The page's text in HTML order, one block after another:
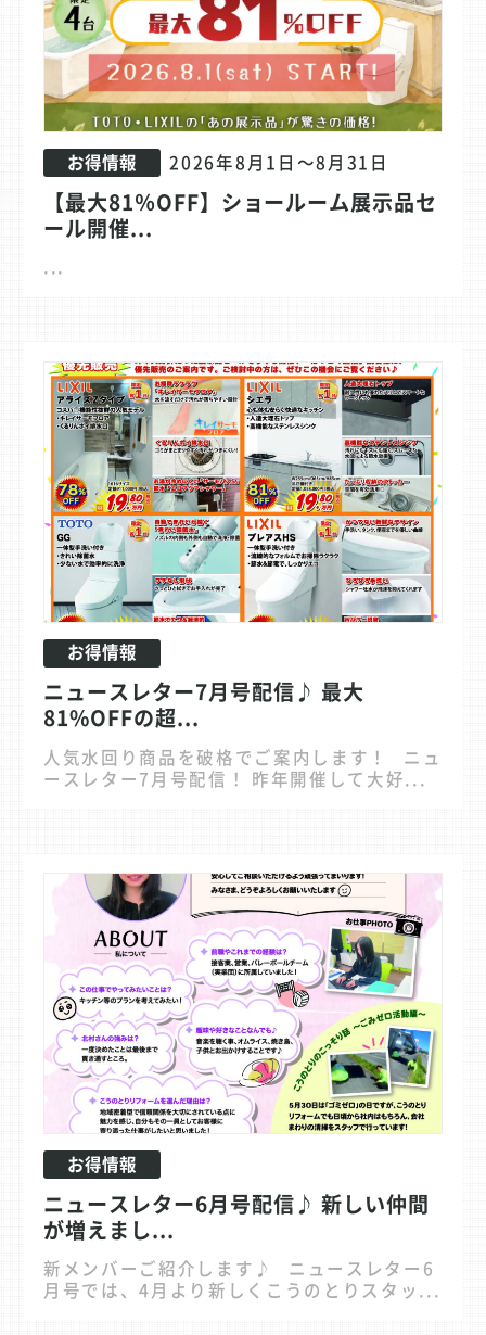
お得情報 2026年8月1日～8月31日
【最大81％OFF】ショールーム展示品セ
ール開催...
...
お得情報
ニュースレター7月号配信♪ 最大
81%OFFの超...
人気水回り商品を破格でご案内します！ ニュ
ースレター7月号配信！ 昨年開催して大好...
お得情報
ニュースレター6月号配信♪ 新しい仲間
が増えまし...
新メンバーご紹介します♪ ニュースレター6
月号では、4月より新しくこうのとりスタッ...